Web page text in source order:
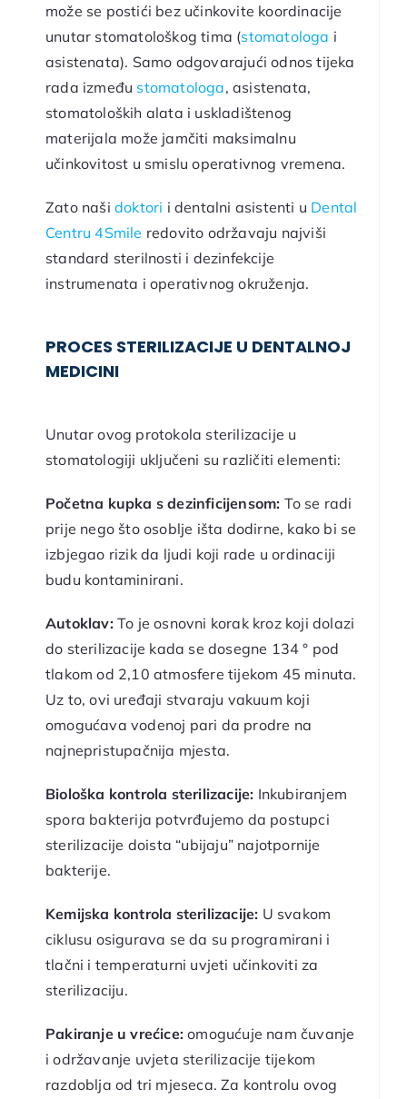
može se postići bez učinkovite koordinacije
unutar stomatološkog tima (stomatologa i
asistenata). Samo odgovarajući odnos tijeka
rada između stomatologa, asistenata,
stomatoloških alata i uskladištenog
materijala može jamčiti maksimalnu
učinkovitost u smislu operativnog vremena.
Zato naši doktori i dentalni asistenti u Dental
Centru 4Smile redovito održavaju najviši
standard sterilnosti i dezinfekcije
instrumenata i operativnog okruženja.
PROCES STERILIZACIJE U DENTALNOJ
MEDICINI
Unutar ovog protokola sterilizacije u
stomatologiji uključeni su različiti elementi:
Početna kupka s dezinficijensom: To se radi
prije nego što osoblje išta dodirne, kako bi se
izbjegao rizik da ljudi koji rade u ordinaciji
budu kontaminirani.
Autoklav: To je osnovni korak kroz koji dolazi
do sterilizacije kada se dosegne 134 ° pod
tlakom od 2,10 atmosfere tijekom 45 minuta.
Uz to, ovi uređaji stvaraju vakuum koji
omogućava vodenoj pari da prodre na
najnepristupačnija mjesta.
Biološka kontrola sterilizacije: Inkubiranjem
spora bakterija potvrđujemo da postupci
sterilizacije doista “ubijaju” najotpornije
bakterije.
Kemijska kontrola sterilizacije: U svakom
ciklusu osigurava se da su programirani i
tlačni i temperaturni uvjeti učinkoviti za
sterilizaciju.
Pakiranje u vrećice:omogućuje nam čuvanje
i održavanje uvjeta sterilizacije tijekom
razdoblja od tri mjeseca. Za kontrolu ovog